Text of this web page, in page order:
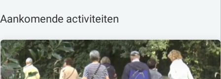
Aankomende activiteiten